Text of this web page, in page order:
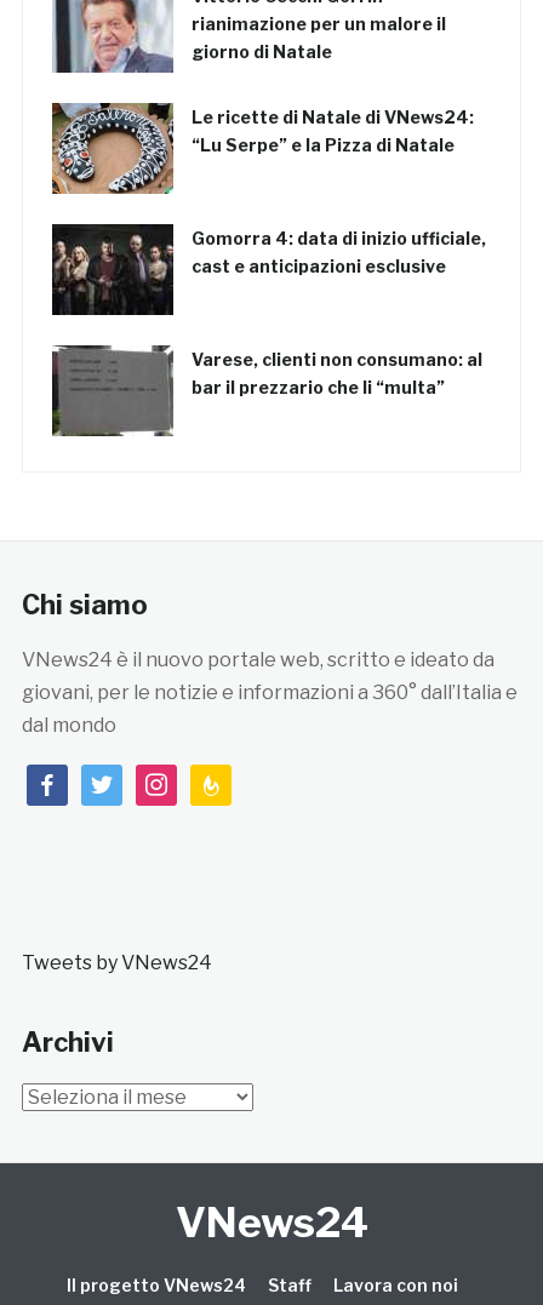
rianimazione per un malore il
giorno di Natale
Le ricette di Natale di VNews24:
“Lu Serpe” e la Pizza di Natale
Gomorra 4: data di inizio ufficiale,
cast e anticipazioni esclusive
Varese, clienti non consumano: al
bar il prezzario che li “multa”
Chi siamo
VNews24 è il nuovo portale web, scritto e ideato da
giovani, per le notizie e informazioni a 360° dall’Italia e
dal mondo
facebooktwitterinstagramfeedburner
Tweets by VNews24
Archivi
Archivi
VNews24
Il progetto VNews24 Staff Lavora con noi